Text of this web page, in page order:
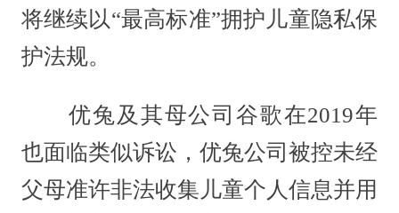
将继续以“最高标准”拥护儿童隐私保
护法规。
优兔及其母公司谷歌在2019年
也面临类似诉讼，优兔公司被控未经
父母准许非法收集儿童个人信息并用